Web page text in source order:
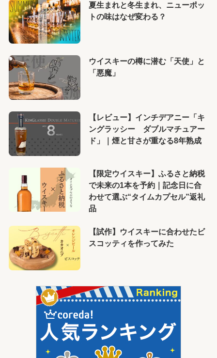
夏生まれと冬生まれ、ニューポッ
トの味はなぜ変わる？
ウイスキーの樽に潜む「天使」と
「悪魔」
【レビュー】インチデアニー「キ
ングラッシー ダブルマチュアー
ド」｜煙と甘さが重なる8年熟成
【限定ウイスキー】ふるさと納税
で未来の1本を予約｜記念日に合
わせて選ぶ“タイムカプセル”返礼
品
【試作】ウイスキーに合わせたビ
スコッティを作ってみた